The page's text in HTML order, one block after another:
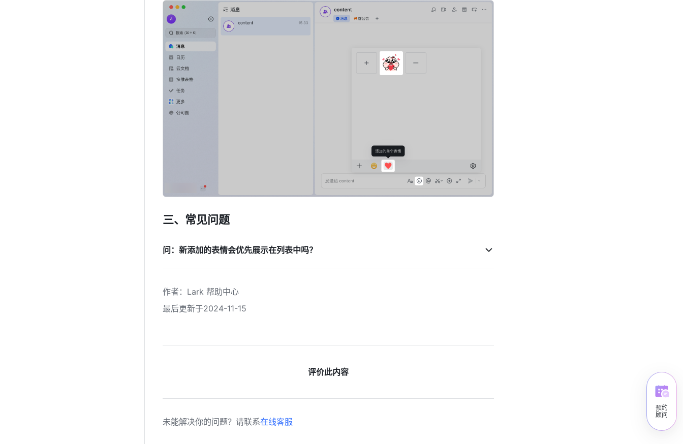
三、常见问题
问：新添加的表情会优先展示在列表中吗？
作者 ： Lark 帮助中心
最后更新于2024-11-15
评价此内容
未能解决你的问题？请联系在线客服
预约
顾问